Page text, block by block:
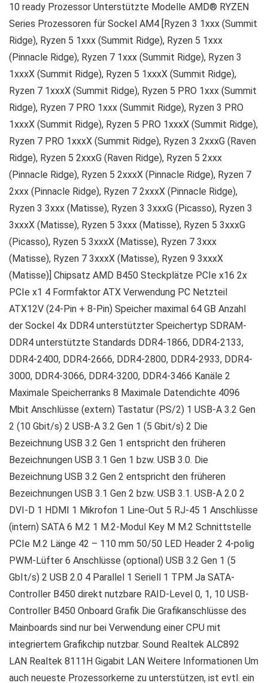
10 ready Prozessor Unterstützte Modelle AMD® RYZEN
Series Prozessoren für Sockel AM4 [Ryzen 3 1xxx (Summit
Ridge), Ryzen 5 1xxx (Summit Ridge), Ryzen 5 1xxx
(Pinnacle Ridge), Ryzen 7 1xxx (Summit Ridge), Ryzen 3
1xxxX (Summit Ridge), Ryzen 5 1xxxX (Summit Ridge),
Ryzen 7 1xxxX (Summit Ridge), Ryzen 5 PRO 1xxx (Summit
Ridge), Ryzen 7 PRO 1xxx (Summit Ridge), Ryzen 3 PRO
1xxxX (Summit Ridge), Ryzen 5 PRO 1xxxX (Summit Ridge),
Ryzen 7 PRO 1xxxX (Summit Ridge), Ryzen 3 2xxxG (Raven
Ridge), Ryzen 5 2xxxG (Raven Ridge), Ryzen 5 2xxx
(Pinnacle Ridge), Ryzen 5 2xxxX (Pinnacle Ridge), Ryzen 7
2xxx (Pinnacle Ridge), Ryzen 7 2xxxX (Pinnacle Ridge),
Ryzen 3 3xxx (Matisse), Ryzen 3 3xxxG (Picasso), Ryzen 3
3xxxX (Matisse), Ryzen 5 3xxx (Matisse), Ryzen 5 3xxxG
(Picasso), Ryzen 5 3xxxX (Matisse), Ryzen 7 3xxx
(Matisse), Ryzen 7 3xxxX (Matisse), Ryzen 9 3xxxX
(Matisse)] Chipsatz AMD B450 Steckplätze PCIe x16 2x
PCIe x1 4 Formfaktor ATX Verwendung PC Netzteil
ATX12V (24-Pin + 8-Pin) Speicher maximal 64 GB Anzahl
der Sockel 4x DDR4 unterstützter Speichertyp SDRAM-
DDR4 unterstützte Standards DDR4-1866, DDR4-2133,
DDR4-2400, DDR4-2666, DDR4-2800, DDR4-2933, DDR4-
3000, DDR4-3066, DDR4-3200, DDR4-3466 Kanäle 2
Maximale Speicherranks 8 Maximale Datendichte 4096
Mbit Anschlüsse (extern) Tastatur (PS/2) 1 USB-A 3.2 Gen
2 (10 Gbit/s) 2 USB-A 3.2 Gen 1 (5 Gbit/s) 2 Die
Bezeichnung USB 3.2 Gen 1 entspricht den früheren
Bezeichnungen USB 3.1 Gen 1 bzw. USB 3.0. Die
Bezeichnung USB 3.2 Gen 2 entspricht den früheren
Bezeichnungen USB 3.1 Gen 2 bzw. USB 3.1. USB-A 2.0 2
DVI-D 1 HDMI 1 Mikrofon 1 Line-Out 5 RJ-45 1 Anschlüsse
(intern) SATA 6 M.2 1 M.2-Modul Key M M.2 Schnittstelle
PCIe M.2 Länge 42 – 110 mm 50/50 LED Header 2 4-polig
PWM-Lüfter 6 Anschlüsse (optional) USB 3.2 Gen 1 (5
GbIt/s) 2 USB 2.0 4 Parallel 1 Seriell 1 TPM Ja SATA-
Controller B450 direkt nutzbare RAID-Level 0, 1, 10 USB-
Controller B450 Onboard Grafik Die Grafikanschlüsse des
Mainboards sind nur bei Verwendung einer CPU mit
integriertem Grafikchip nutzbar. Sound Realtek ALC892
LAN Realtek 8111H Gigabit LAN Weitere Informationen Um
auch neueste Prozessorkerne zu unterstützen, ist evtl. ein